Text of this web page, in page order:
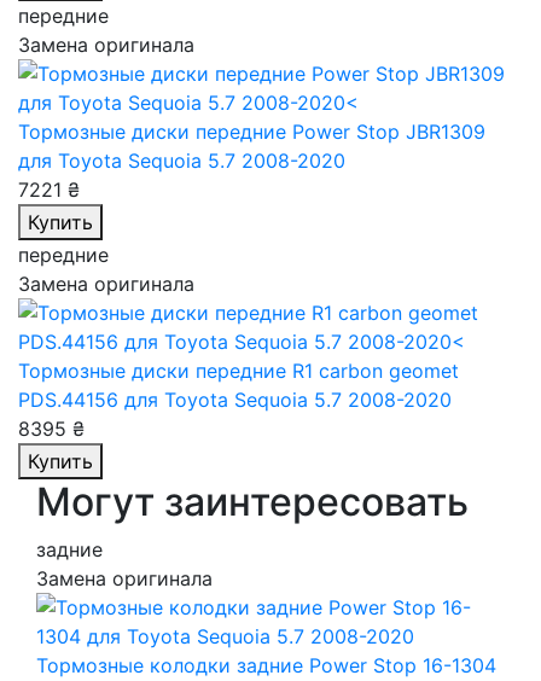
передние
Замена оригинала
Тормозные диски передние Power Stop JBR1309
для Toyota Sequoia 5.7 2008-2020
7221 ₴
Купить
передние
Замена оригинала
Тормозные диски передние R1 carbon geomet
PDS.44156 для Toyota Sequoia 5.7 2008-2020
8395 ₴
Купить
Могут заинтересовать
задние
Замена оригинала
Тормозные колодки задние Power Stop 16-1304